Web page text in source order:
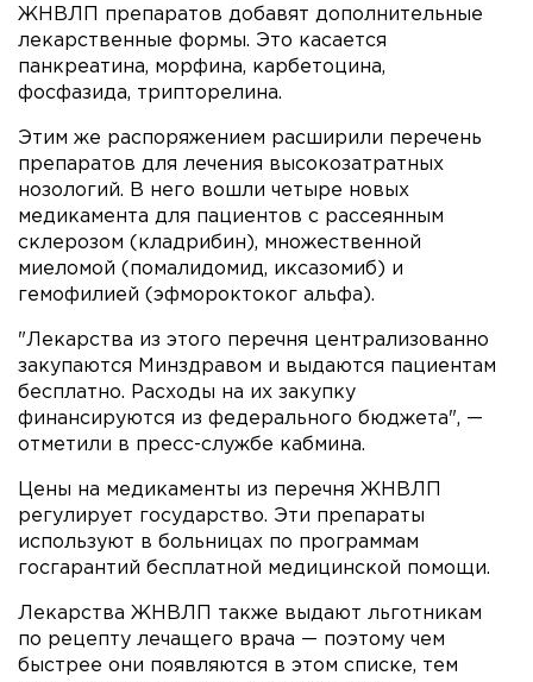
ЖНВЛП препаратов добавят дополнительные
лекарственные формы. Это касается
панкреатина, морфина, карбетоцина,
фосфазида, трипторелина.
Этим же распоряжением расширили перечень
препаратов для лечения высокозатратных
нозологий. В него вошли четыре новых
медикамента для пациентов с рассеянным
склерозом (кладрибин), множественной
миеломой (помалидомид, иксазомиб) и
гемофилией (эфмороктоког альфа).
"Лекарства из этого перечня централизованно
закупаются Минздравом и выдаются пациентам
бесплатно. Расходы на их закупку
финансируются из федерального бюджета", —
отметили в пресс-службе кабмина.
Цены на медикаменты из перечня ЖНВЛП
регулирует государство. Эти препараты
используют в больницах по программам
госгарантий бесплатной медицинской помощи.
Лекарства ЖНВЛП также выдают льготникам
по рецепту лечащего врача — поэтому чем
быстрее они появляются в этом списке, тем